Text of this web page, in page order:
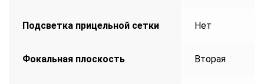
Подсветка прицельной сетки Нет
Фокальная плоскость Вторая